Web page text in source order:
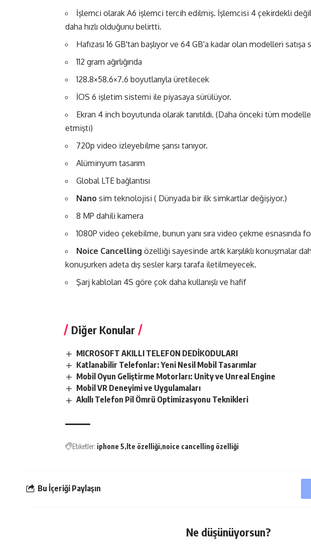
İşlemci olarak A6 işlemci tercih edilmiş. İşlemcisi 4 çekirdekli
daha hızlı olduğunu belirtti.
Hafızası 16 GB'tan başlıyor ve 64 GB'a kadar olan modelleri satışa
112 gram ağırlığında
128.8×58.6×7.6 boyutlarıyla üretilecek
İOS 6 işletim sistemi ile piyasaya sürülüyor.
Ekran 4 inch boyutunda olarak tanıtıldı. (Daha önceki tüm
etmişti)
720p video izleyebilme şansı tanıyor.
Alüminyum tasarım
Global LTE bağlantısı
Nano sim teknolojisi ( Dünyada bir ilk simkartlar değişiyor.)
8 MP dahili kamera
1080P video çekebilme, bunun yanı sıra video çekme esnasında
Noice Cancelling özelliği sayesinde artık karşılıklı konuşmalar
konuşurken adeta dış sesler karşı tarafa iletilmeyecek.
Şarj kabloları 4S göre çok daha kullanışlı ve hafif
Diğer Konular
MICROSOFT AKILLI TELEFON DEDİKODULARI
Katlanabilir Telefonlar: Yeni Nesil Mobil Tasarımlar
Mobil Oyun Geliştirme Motorları: Unity ve Unreal Engine
Mobil VR Deneyimi ve Uygulamaları
Akıllı Telefon Pil Ömrü Optimizasyonu Teknikleri
Etiketler: iphone 5 lte özelliği noice cancelling özelliği
Bu İçeriği Paylaşın
Ne düşünüyorsun?